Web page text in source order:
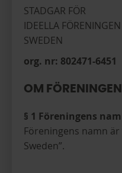
STADGAR FÖR
IDEELLA
SWEDEN
org. nr: 802471-6451
OM FÖRENINGEN
§ 1 Föreningens
Föreningens namn är
Sweden”.